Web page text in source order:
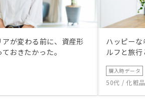
が変わる前に、資産形
おきたかった。
ハッピー
ルフと旅
購入時データ
50代 / 化粧